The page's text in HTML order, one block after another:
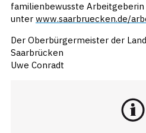
familienbewusste
unter www.saarbruecken.de/
Der Oberbürgermeister der
Saarbrücken
Uwe Conradt